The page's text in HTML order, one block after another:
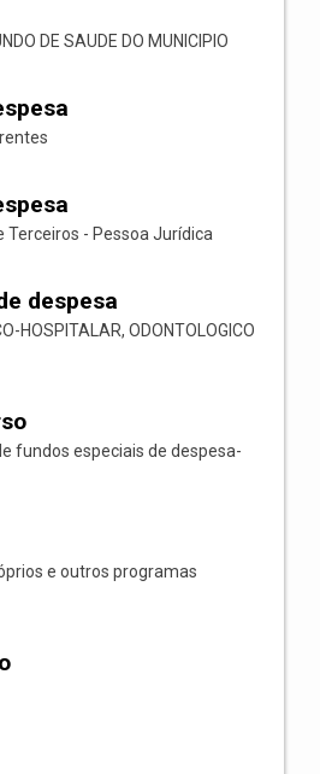
DE SAUDE DO MUNICIPIO
Terceiros - Pessoa Jurídica
despesa
HOSPITALAR, ODONTOLOGICO
fundos especiais de despesa-
e outros programas